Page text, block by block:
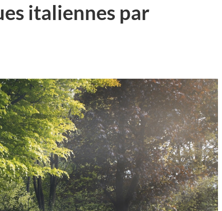
italiennes par